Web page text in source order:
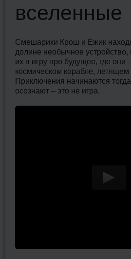
вселенные
Смешарики Крош и Ёжик
долине необычное устройство,
их в игру про будущее, где
космическом корабле,
Приключения начинаются
осознают – это не игра.